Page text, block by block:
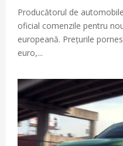
Producătorul de
oficial comenzile pentru
europeană. Prețurile
euro,...